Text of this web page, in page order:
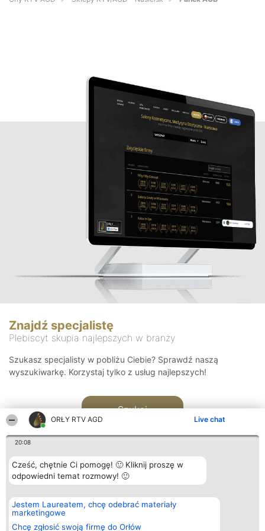
ORŁY RTV AGD Live chat
20:08
Cześć, chętnie Ci pomogę! 🙂 Kliknij proszę w
odpowiedni temat rozmowy! 🙂
Jestem Laureatem, chcę odebrać materiały
marketingowe
Chcę zgłosić swoją firmę do Orłów
Znajdź specjalistę
Plebiscyt skupia najlepszych w branży
Szukasz specjalisty w pobliżu Ciebie? Sprawdź naszą
wyszukiwarkę. Korzystaj tylko z usług najlepszych!
Szukaj
Organizator plebiscytu
Bright Side Solutions sp. z o.
o. sp. k.
ul. Ruska 22
Plebiscyt
Laureaci
wszystkich
Kontakt
Kontakt